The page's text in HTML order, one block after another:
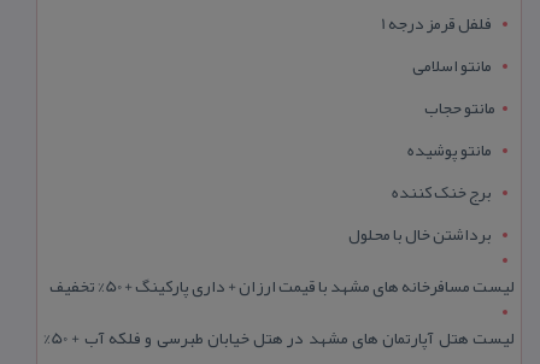
فلفل قرمز درجه 1
مانتو اسلامی
مانتو حجاب
مانتو پوشیده
برج خنک کننده
برداشتن خال با محلول
لیست مسافرخانه های مشهد با قیمت ارزان + داری پارکینگ + 50% تخفیف
لیست هتل آپارتمان های مشهد در هتل خیابان طبرسی و فلکه آب + 50%